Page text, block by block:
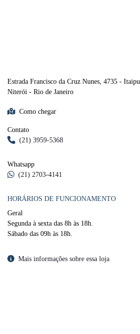
Estrada Francisco da Cruz Nunes, 4735 - Itaipu
Niterói - Rio de Janeiro
Como chegar
Contato
(21) 3959-5368
Whatsapp
(21) 2703-4141
HORÁRIOS DE FUNCIONAMENTO
Geral
Segunda à sexta das 8h às 18h.
Sábado das 09h às 18h.
Mais informações sobre essa loja